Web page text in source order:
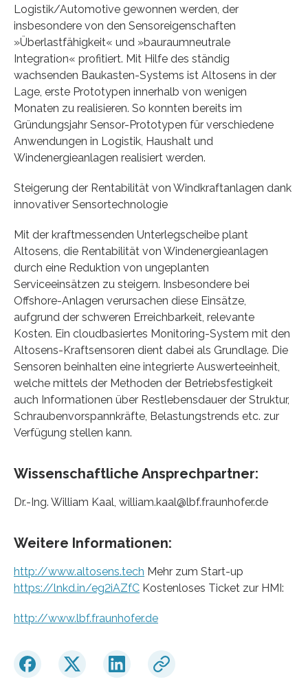
Logistik/Automotive gewonnen werden, der
insbesondere von den Sensoreigenschaften
»Überlastfähigkeit« und »bauraumneutrale
Integration« profitiert. Mit Hilfe des ständig
wachsenden Baukasten-Systems ist Altosens in der
Lage, erste Prototypen innerhalb von wenigen
Monaten zu realisieren. So konnten bereits im
Gründungsjahr Sensor-Prototypen für verschiedene
Anwendungen in Logistik, Haushalt und
Windenergieanlagen realisiert werden.
Steigerung der Rentabilität von Windkraftanlagen dank
innovativer Sensortechnologie
Mit der kraftmessenden Unterlegscheibe plant
Altosens, die Rentabilität von Windenergieanlagen
durch eine Reduktion von ungeplanten
Serviceeinsätzen zu steigern. Insbesondere bei
Offshore-Anlagen verursachen diese Einsätze,
aufgrund der schweren Erreichbarkeit, relevante
Kosten. Ein cloudbasiertes Monitoring-System mit den
Altosens-Kraftsensoren dient dabei als Grundlage. Die
Sensoren beinhalten eine integrierte Auswerteeinheit,
welche mittels der Methoden der Betriebsfestigkeit
auch Informationen über Restlebensdauer der Struktur,
Schraubenvorspannkräfte, Belastungstrends etc. zur
Verfügung stellen kann.
Wissenschaftliche Ansprechpartner:
Dr.-Ing. William Kaal, william.kaal@lbf.fraunhofer.de
Weitere Informationen:
http://www.altosens.tech Mehr zum Start-up
https://lnkd.in/eg2iAZfC Kostenloses Ticket zur HMI:
http://www.lbf.fraunhofer.de